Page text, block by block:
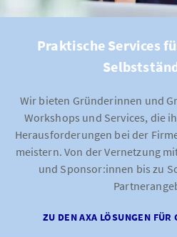
Praktische Services
Wir bieten Gründerinnen und
Workshops und Services, die
Herausforderungen bei der
meistern. Von der Vernetzung
und Sponsor:innen bis zu
ZU DEN AXA LÖSUNGEN FÜR